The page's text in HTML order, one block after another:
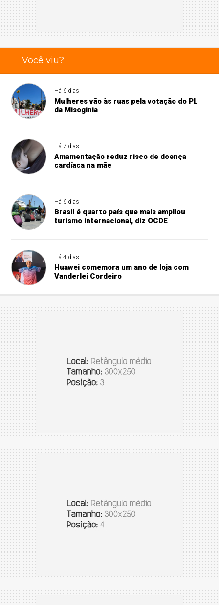
Você viu?
Há 6 dias
Mulheres vão às ruas pela votação do PL
da Misoginia
Há 7 dias
Amamentação reduz risco de doença
cardíaca na mãe
Há 6 dias
Brasil é quarto país que mais ampliou
turismo internacional, diz OCDE
Há 4 dias
Huawei comemora um ano de loja com
Vanderlei Cordeiro